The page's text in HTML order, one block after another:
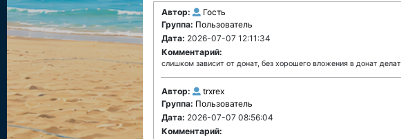
Автор:
Гость
Группа: Пользователь
Дата: 2026-07-07 12:11:34
Комментарий:
слишком зависит от донат, без хорошего вложения в донат
Автор:
trxrex
Группа: Пользователь
Дата: 2026-07-07 08:56:04
Комментарий: